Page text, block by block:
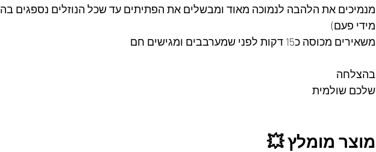
מנמיכים את הלהבה לנמוכה מאוד ומבשלים את הפתיתים עד שכל הנוזלים נספגים
מידי פעם)
משאירים מכוסה כ15 דקות לפני שמערבבים ומגישים חם
בהצלחה
שלכם שולמית
מוצר מומלץ 💥